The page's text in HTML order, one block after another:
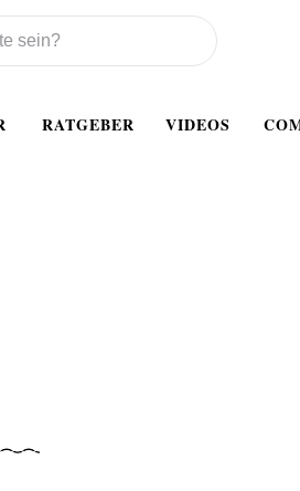
RATGEBER VIDEOS